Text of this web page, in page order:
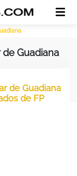
Guadiana
de Guadiana
de FP